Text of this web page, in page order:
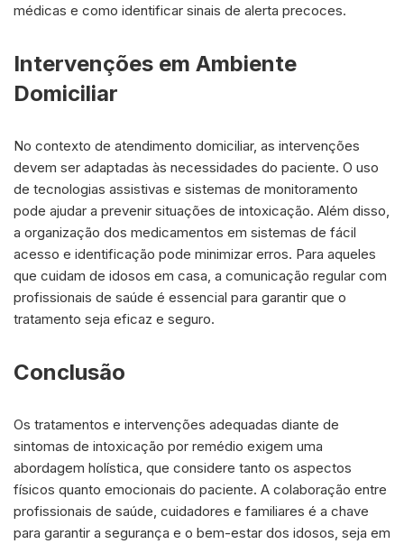
médicas e como identificar sinais de alerta precoces.
Intervenções em Ambiente
Domiciliar
No contexto de atendimento domiciliar, as intervenções
devem ser adaptadas às necessidades do paciente. O uso
de tecnologias assistivas e sistemas de monitoramento
pode ajudar a prevenir situações de intoxicação. Além disso,
a organização dos medicamentos em sistemas de fácil
acesso e identificação pode minimizar erros. Para aqueles
que cuidam de idosos em casa, a comunicação regular com
profissionais de saúde é essencial para garantir que o
tratamento seja eficaz e seguro.
Conclusão
Os tratamentos e intervenções adequadas diante de
sintomas de intoxicação por remédio exigem uma
abordagem holística, que considere tanto os aspectos
físicos quanto emocionais do paciente. A colaboração entre
profissionais de saúde, cuidadores e familiares é a chave
para garantir a segurança e o bem-estar dos idosos, seja em